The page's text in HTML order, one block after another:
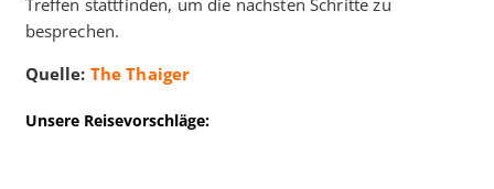
besprechen.
Quelle: The Thaiger
Unsere Reisevorschläge: